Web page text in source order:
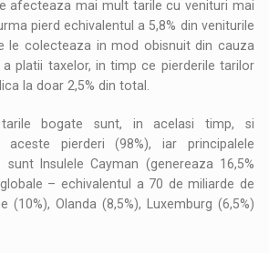
afecteaza mai mult tarile cu venituri mai
pierd echivalentul a 5,8% din veniturile
le colecteaza in mod obisnuit din cauza
platii taxelor, in timp ce pierderile tarilor
la doar 2,5% din total.
tarile bogate sunt, in acelasi timp, si
aceste pierderi (98%), iar principalele
Insulele Cayman (genereaza 16,5%
– echivalentul a 70 de miliarde de
(10%), Olanda (8,5%), Luxemburg (6,5%)